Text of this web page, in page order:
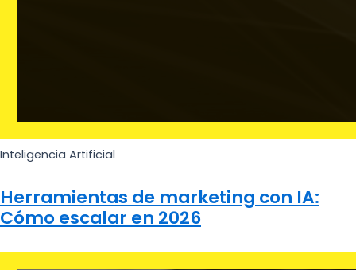
Inteligencia Artificial
Herramientas de marketing con IA:
Cómo escalar en 2026